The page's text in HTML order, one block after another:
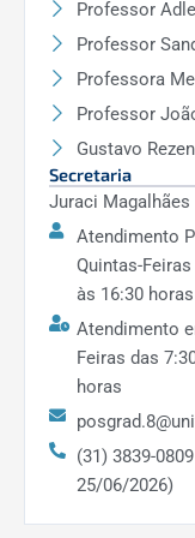
FAQ Discentes
6. Qual o
Resp:É
SIGAA,
de banca de
assinado
POSCOMP.
7. Quanto
apresentação da
Resp:Você tem
dissertação de
Professor
Professor
Professora
Professor
Gustavo
Secretaria
Juraci
Atendimento
Quintas-
às 16:30 horas
Atendimento
Feiras das
horas
(31) 3839-
25/06/2026)